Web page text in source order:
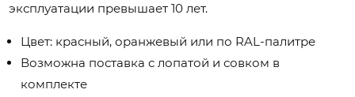
эксплуатации превышает 10 лет.
Цвет: красный, оранжевый или по RAL-палитре
Возможна поставка с лопатой и совком в
комплекте